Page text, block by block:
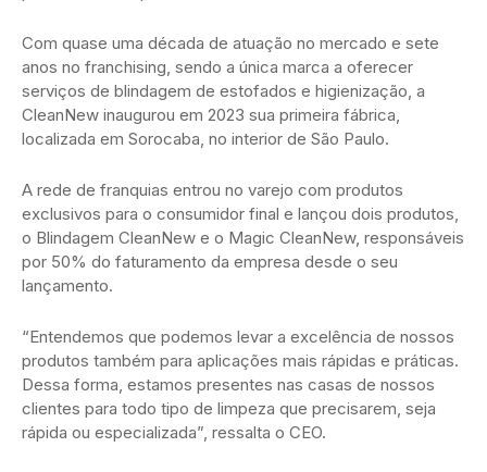
Com quase uma década de atuação no mercado e sete
anos no franchising, sendo a única marca a oferecer
serviços de blindagem de estofados e higienização, a
CleanNew inaugurou em 2023 sua primeira fábrica,
localizada em Sorocaba, no interior de São Paulo.
A rede de franquias entrou no varejo com produtos
exclusivos para o consumidor final e lançou dois produtos,
o Blindagem CleanNew e o Magic CleanNew, responsáveis
por 50% do faturamento da empresa desde o seu
lançamento.
“Entendemos que podemos levar a excelência de nossos
produtos também para aplicações mais rápidas e práticas.
Dessa forma, estamos presentes nas casas de nossos
clientes para todo tipo de limpeza que precisarem, seja
rápida ou especializada”, ressalta o CEO.